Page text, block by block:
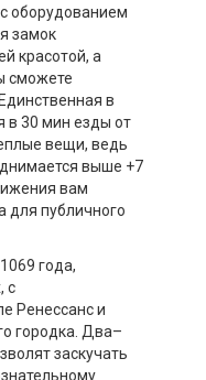
оборудованием
замок
красотой, а
сможете
в
в 30 мин езды от
вещи, ведь
выше +7
вам
для публичного
года,
с
Ренессанс и
городка. Два–
заскучать